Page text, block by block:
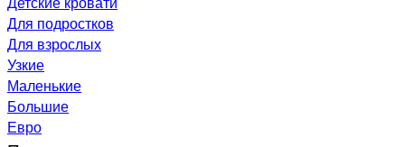
Для подростков
Для взрослых
Узкие
Маленькие
Большие
Евро